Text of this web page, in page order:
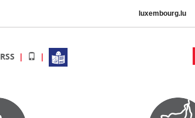
luxembourg.lu
RSS